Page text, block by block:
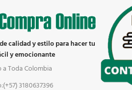
calidad y estilo para hacer tu
y emocionante
a Toda Colombia
3180637396